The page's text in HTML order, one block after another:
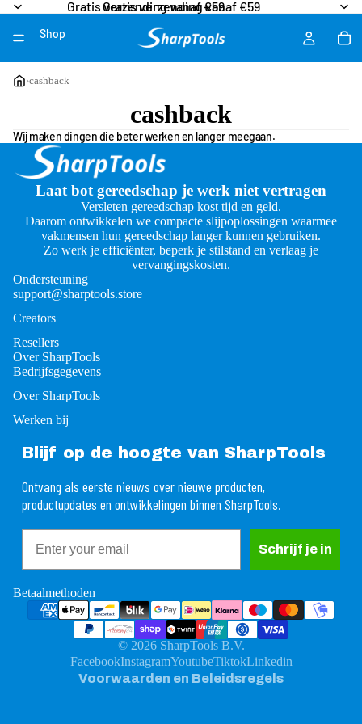
Gratis verzending vanaf €59
Gratis verzending vanaf €59
Shop
›cashback
cashback
Wij maken dingen die beter werken en langer meegaan.
Laat bot gereedschap je werk niet vertragen
Versleten gereedschap kost tijd en geld.
Daarom ontwikkelen we compacte slijpoplossingen waarmee
vakmensen hun gereedschap langer kunnen gebruiken.
Zo werk je efficiënter, beperk je stilstand en verlaag je
vervangingskosten.
Ondersteuning
support@sharptools.store
Creators
Resellers
Over SharpTools
Bedrijfsgegevens
Over SharpTools
Werken bij
Blijf op de hoogte van SharpTools
Ontvang als eerste nieuws over nieuwe producten,
productupdates en ontwikkelingen binnen SharpTools.
Schrijf je in
Betaalmethoden
© 2026 SharpTools B.V.
FacebookInstagramYoutubeTiktokLinkedin
Voorwaarden en Beleidsregels